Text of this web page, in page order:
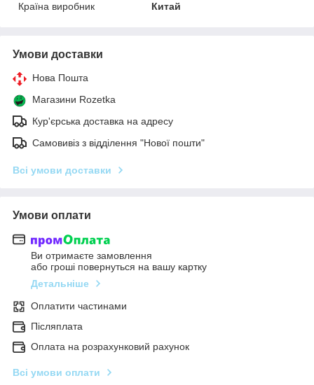
Країна виробник
Китай
Умови доставки
Нова Пошта
Магазини Rozetka
Кур'єрська доставка на адресу
Самовивіз з відділення "Нової пошти"
Всі умови доставки
Умови оплати
Ви отримаєте замовлення
або гроші повернуться на вашу картку
Детальніше
Оплатити частинами
Післяплата
Оплата на розрахунковий рахунок
Всі умови оплати